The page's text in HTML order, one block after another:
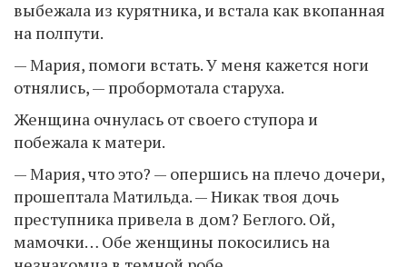
выбежала из курятника, и встала как вкопанная
на полпути.
— Мария, помоги встать. У меня кажется ноги
отнялись, — пробормотала старуха.
Женщина очнулась от своего ступора и
побежала к матери.
— Мария, что это? — опершись на плечо дочери,
прошептала Матильда. — Никак твоя дочь
преступника привела в дом? Беглого. Ой,
мамочки… Обе женщины покосились на